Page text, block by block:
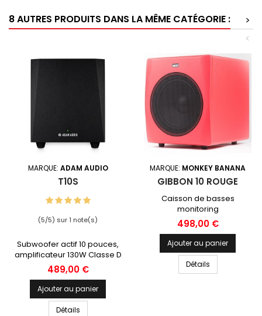
8 AUTRES PRODUITS DANS LA MÊME CATÉGORIE :
>
<
MARQUE: ADAM AUDIO
T10S
(5/5) sur 1 note(s)
Subwoofer actif 10 pouces,
amplificateur 130W Classe D
Prix
489,00 €
Ajouter au panier
Détails
MARQUE: MONKEY BANANA
GIBBON 10 ROUGE
Caisson de basses
monitoring
Prix
498,00 €
Ajouter au panier
Détails